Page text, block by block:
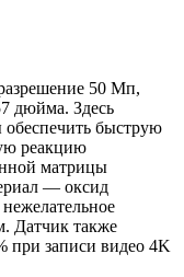
50 Мп,
дюйма. Здесь
обеспечить быструю
реакцию
матрицы
— оксид
Датчик также
при записи видео 4K